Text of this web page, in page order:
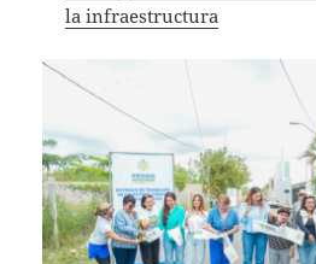
la infraestructura